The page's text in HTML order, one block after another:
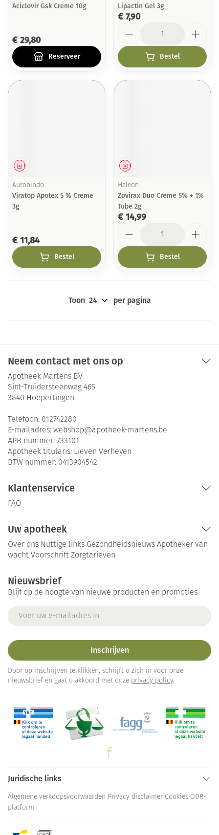
Aciclovir Gsk Creme 10g
€ 29,80
Reserveer
Lipactin Gel 3g
€ 7,90
Bestel
Geneesmiddel
Aurobindo
Viratop Apotex 5 % Creme
3g
€ 11,84
Bestel
Geneesmiddel
Haleon
Zovirax Duo Creme 5% + 1%
Tube 2g
€ 14,99
Bestel
Toon per pagina
Neem contact met ons op
Apotheek Martens BV
Sint-Truidersteenweg 465
3840 Hoepertingen
Telefoon: 012742280
E-mailadres: webshop@apotheek-martens.be
APB nummer: 733101
Apotheek titularis: Lieven Verheyen
BTW nummer: 0413904542
Klantenservice
FAQ
Uw apotheek
Over ons Nuttige links Gezondheidsnieuws Apotheker van
wacht Voorschrift Zorgtarieven
Nieuwsbrief
Blijf op de hoogte van nieuwe producten en promoties
Inschrijven
Door op inschrijven te klikken, schrijft u zich in voor onze
nieuwsbrief en gaat u akkoord met onze privacy policy.
Juridische links
Algemene verkoopsvoorwaarden Privacy disclaimer Cookies ODR-
platform